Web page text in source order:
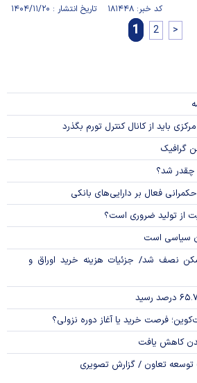
کد خبر: ۱۸۱۴۴۸ تاریخ انتشار : ۱۴۰۴/۱۱/۲۰
1 2 >
باید از کانال کنترل تورم بگذرد
گرافیک
فعال بر دارایی‌های بانکی
از تولید ضروری است؟
سیاسی است
نصف شد/ جزئیات هزینه خرید اوراق و
کاهش یافت
توسعه تعاون / گزارش تصویری